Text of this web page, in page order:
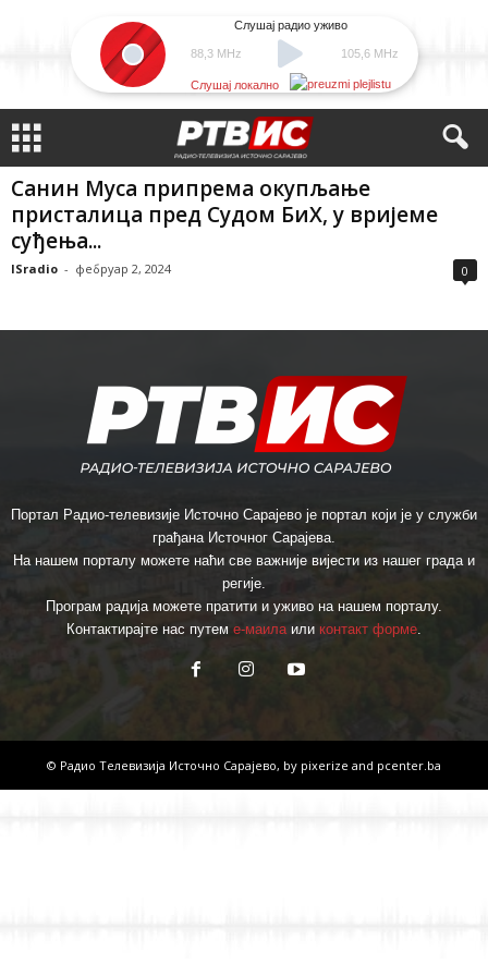
88,3 MHz
Слушај радио уживо
105,6 MHz
Слушај локално
Санин Муса припрема окупљање
присталица пред Судом БиХ, у вријеме
суђења...
ISradio - фебруар 2, 2024 0
Портал Радио-телевизије Источно Сарајево је портал који је у служби
грађана Источног Сарајева.
На нашем порталу можете наћи све важније вијести из нашег града и
регије.
Програм радија можете пратити и уживо на нашем порталу.
Контактирајте нас путем е-маилаили контакт форме.
© Радио Телевизија Источно Сарајево, by pixerize and pcenter.ba